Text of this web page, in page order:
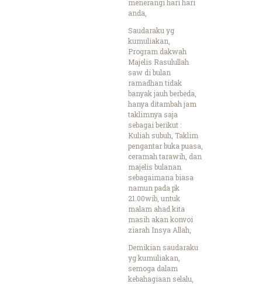
menerangi hari hari
anda,
Saudaraku yg
kumuliakan,
Program dakwah
Majelis Rasulullah
saw di bulan
ramadhan tidak
banyak jauh berbeda,
hanya ditambah jam
taklimnya saja
sebagai berikut :
Kuliah subuh, Taklim
pengantar buka puasa,
ceramah tarawih, dan
majelis bulanan
sebagaimana biasa
namun pada pk
21.00wib, untuk
malam ahad kita
masih akan konvoi
ziarah Insya Allah,
Demikian saudaraku
yg kumuliakan,
semoga dalam
kebahagiaan selalu,